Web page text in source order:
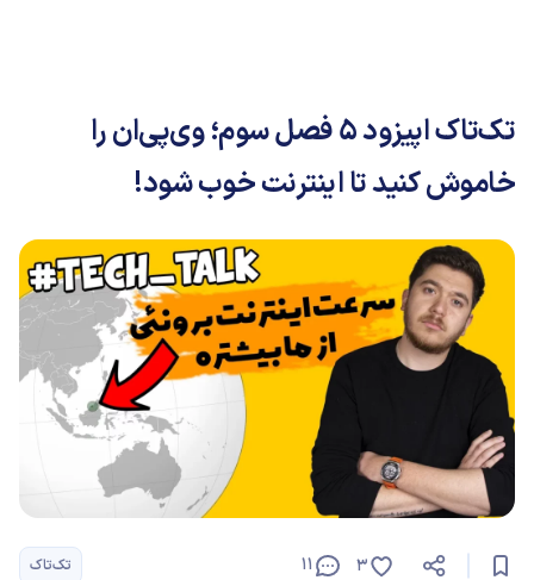
تک‌تاک اپیزود ۵ فصل سوم؛ وی‌پی‌ان را
خاموش کنید تا اینترنت خوب شود!
تک‌تاک 11 3